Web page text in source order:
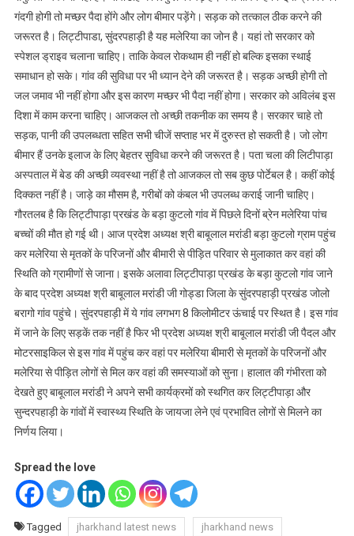
गंदगी होगी तो मच्छर पैदा होंगे और लोग बीमार पड़ेंगे। सड़क को तत्काल ठीक करने की
जरूरत है। लिट्टीपाडा, सुंदरपहाड़ी है यह मलेरिया का जोन है। यहां तो सरकार को
स्पेशल ड्राइव चलाना चाहिए। ताकि केवल रोकथाम ही नहीं हो बल्कि इसका स्थाई
समाधान हो सके। गांव की सुविधा पर भी ध्यान देने की जरूरत है। सड़क अच्छी होगी तो
जल जमाव भी नहीं होगा और इस कारण मच्छर भी पैदा नहीं होगा। सरकार को अविलंब इस
दिशा में काम करना चाहिए। आजकल तो अच्छी तकनीक का समय है। सरकार चाहे तो
सड़क, पानी की उपलब्धता सहित सभी चीजें सप्ताह भर में दुरुस्त हो सकती है। जो लोग
बीमार हैं उनके इलाज के लिए बेहतर सुविधा करने की जरूरत है। पता चला की लिटीपाड़ा
अस्पताल में बेड की अच्छी व्यवस्था नहीं है तो आजकल तो सब कुछ पोर्टेबल है। कहीं कोई
दिक्कत नहीं है। जाड़े का मौसम है, गरीबों को कंबल भी उपलब्ध कराई जानी चाहिए।
गौरतलब है कि लिट्टीपाड़ा प्रखंड के बड़ा कुटलो गांव में पिछले दिनों ब्रेन मलेरिया पांच
बच्चों की मौत हो गई थी। आज प्रदेश अध्यक्ष श्री बाबूलाल मरांडी बड़ा कुटलो ग्राम पहुंच
कर मलेरिया से मृतकों के परिजनों और बीमारी से पीड़ित परिवार से मुलाकात कर वहां की
स्थिति को ग्रामीणों से जाना। इसके अलावा लिट्टीपाड़ा प्रखंड के बड़ा कुटलो गांव जाने
के बाद प्रदेश अध्यक्ष श्री बाबूलाल मरांडी जी गोड्डा जिला के सुंदरपहाड़ी प्रखंड जोलो
बरागो गांव पहुंचे। सुंदरपहाड़ी में ये गांव लगभग 8 किलोमीटर ऊंचाई पर स्थित है। इस गांव
में जाने के लिए सड़कें तक नहीं है फिर भी प्रदेश अध्यक्ष श्री बाबूलाल मरांडी जी पैदल और
मोटरसाइकिल से इस गांव में पहुंच कर वहां पर मलेरिया बीमारी से मृतकों के परिजनों और
मलेरिया से पीड़ित लोगों से मिल कर वहां की समस्याओं को सुना। हालात की गंभीरता को
देखते हुए बाबूलाल मरांडी ने अपने सभी कार्यक्रमों को स्थगित कर लिट्टीपाड़ा और
सुन्दरपहाड़ी के गांवों में स्वास्थ्य स्थिति के जायजा लेने एवं प्रभावित लोगों से मिलने का
निर्णय लिया।
Spread the love
Tagged jharkhand latest news
jharkhand news